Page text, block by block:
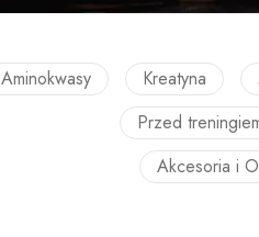
Aminokwasy Kreatyna
Przed
Akcesoria i